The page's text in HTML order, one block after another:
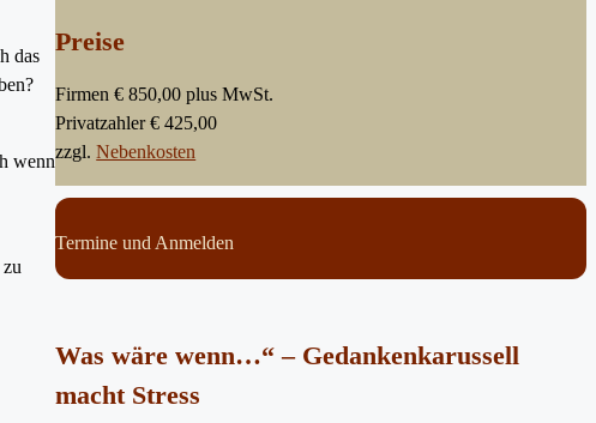
das
wenn
Preise
Firmen € 850,00 plus MwSt.
Privatzahler € 425,00
zzgl.Nebenkosten
Termine und Anmelden
Was wäre wenn…“ – Gedankenkarussell
macht Stress